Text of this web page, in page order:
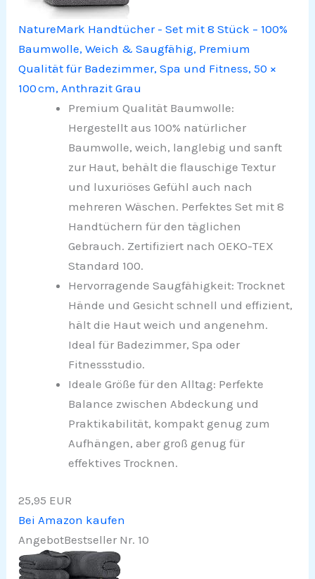
NatureMark Handtücher - Set mit 8 Stück – 100%
Baumwolle, Weich & Saugfähig, Premium
Qualität für Badezimmer, Spa und Fitness, 50 ×
100 cm, Anthrazit Grau
Premium Qualität Baumwolle:
Hergestellt aus 100% natürlicher
Baumwolle, weich, langlebig und sanft
zur Haut, behält die flauschige Textur
und luxuriöses Gefühl auch nach
mehreren Wäschen. Perfektes Set mit 8
Handtüchern für den täglichen
Gebrauch. Zertifiziert nach OEKO-TEX
Standard 100.
Hervorragende Saugfähigkeit: Trocknet
Hände und Gesicht schnell und effizient,
hält die Haut weich und angenehm.
Ideal für Badezimmer, Spa oder
Fitnessstudio.
Ideale Größe für den Alltag: Perfekte
Balance zwischen Abdeckung und
Praktikabilität, kompakt genug zum
Aufhängen, aber groß genug für
effektives Trocknen.
25,95 EUR
Bei Amazon kaufen
AngebotBestseller Nr. 10